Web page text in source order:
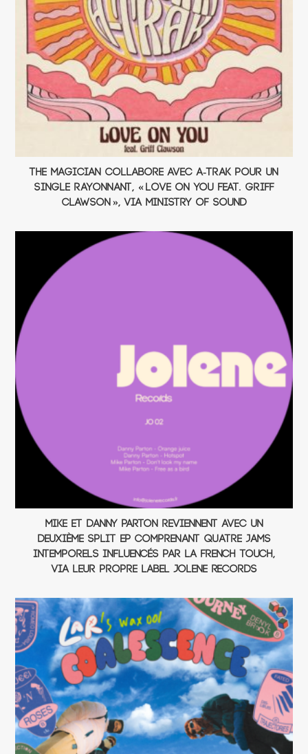
The Magician collabore avec A-Trak pour un
single rayonnant, « Love On You Feat. Griff
Clawson », via Ministry Of Sound
Mike et Danny Parton reviennent avec un
deuxième split EP comprenant quatre jams
intemporels influencés par la french touch,
via leur propre label Jolene Records